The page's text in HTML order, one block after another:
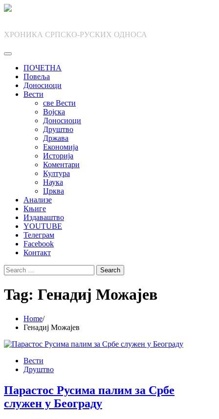
Skip
ХРОНИКА СРПСКО-РУСКИХ ОДНОСА
ПОЧЕТНА
Повеља
Доносиоци
Вести
све Вести
Војска
Доносиоци
Друштво
Држава
Економија
Историја
Коментари
Култура
Наука
Црква
Анализе
Књиге
Издаваштво
YOUTUBE
Телеграм
Facebook
Контакт
Search
for:
Tag: Генадиј Можајев
Home
Генадиј Можајев
Вести
Друштво
Парастос Русима палим за Србе
служен у Београду